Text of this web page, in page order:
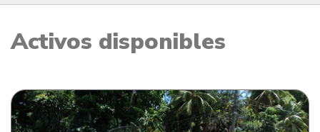
Activos disponibles